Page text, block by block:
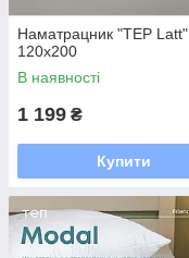
Наматрацник "TEP Latt",
120x200
В наявності
1 199 ₴
Купити